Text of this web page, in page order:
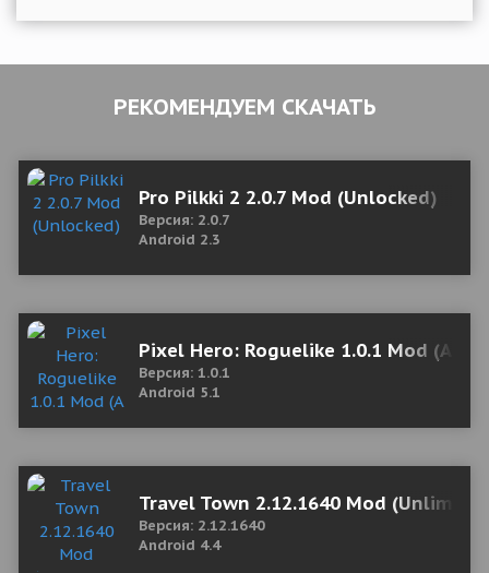
РЕКОМЕНДУЕМ СКАЧАТЬ
Pro Pilkki 2 2.0.7 Mod (Unlocked)
Версия: 2.0.7
Android 2.3
Pixel Hero: Roguelike 1.0.1 Mod (A
Версия: 1.0.1
Android 5.1
Travel Town 2.12.1640 Mod
Версия: 2.12.1640
Android 4.4